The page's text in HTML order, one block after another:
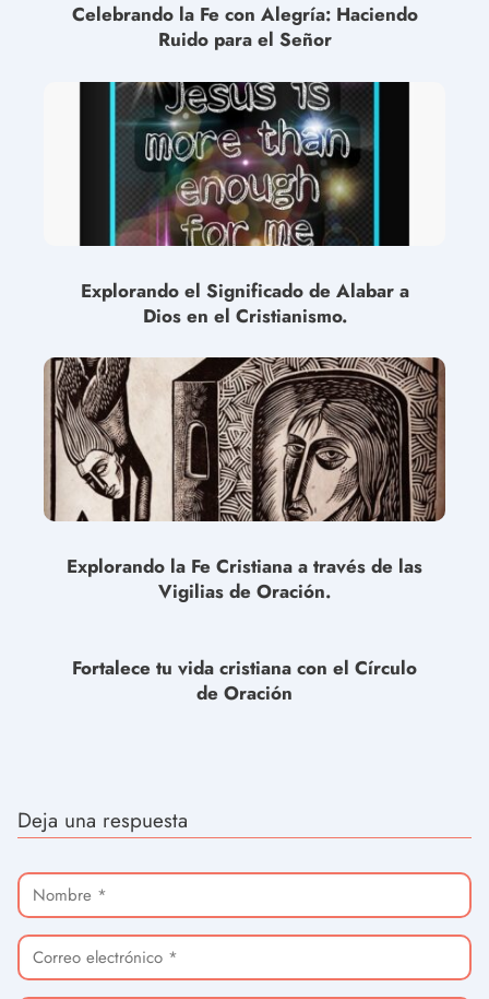
Celebrando la Fe con Alegría: Haciendo
Ruido para el Señor
Explorando el Significado de Alabar a
Dios en el Cristianismo.
Explorando la Fe Cristiana a través de las
Vigilias de Oración.
Fortalece tu vida cristiana con el Círculo
de Oración
Deja una respuesta